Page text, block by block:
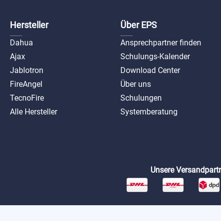
Hersteller
Dahua
Ajax
Jablotron
FireAngel
TecnoFire
Alle Hersteller
Über EPS
Ansprechpartner finden
Schulungs-Kalender
Download Center
Über uns
Schulungen
Systemberatung
Unsere